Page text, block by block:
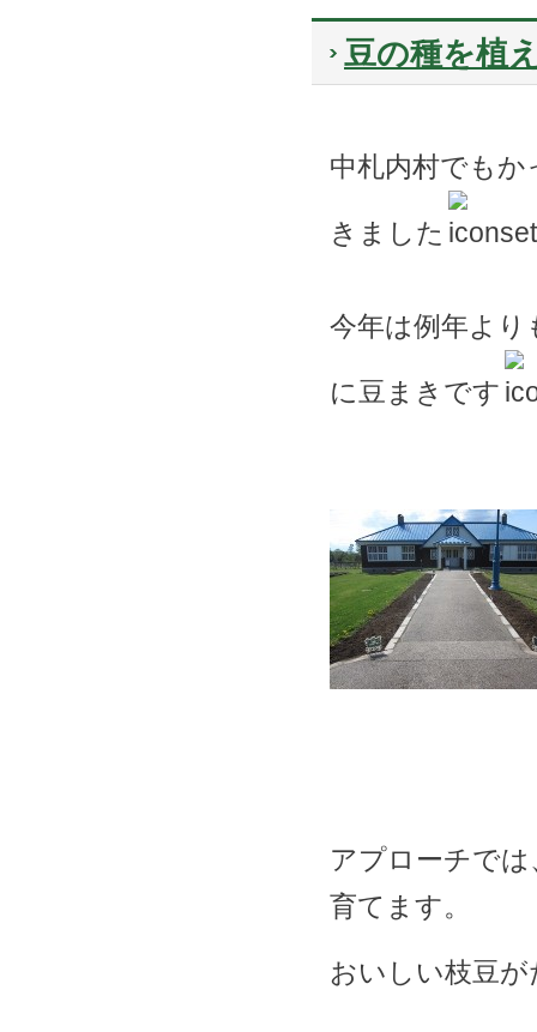
豆の種を植
中札内村でも
きました
今年は例年よ
に豆まきです
アプローチで
育てます。
おいしい枝豆